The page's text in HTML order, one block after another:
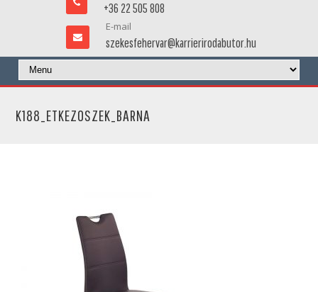
+36 22 505 808
E-mail
szekesfehervar@karrierirodabutor.hu
K188_ETKEZOSZEK_BARNA